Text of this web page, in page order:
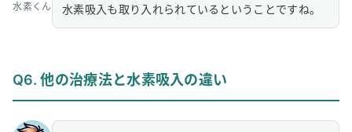
水素くん
水素吸入も取り入れられているということですね。
Q6. 他の治療法と水素吸入の違い